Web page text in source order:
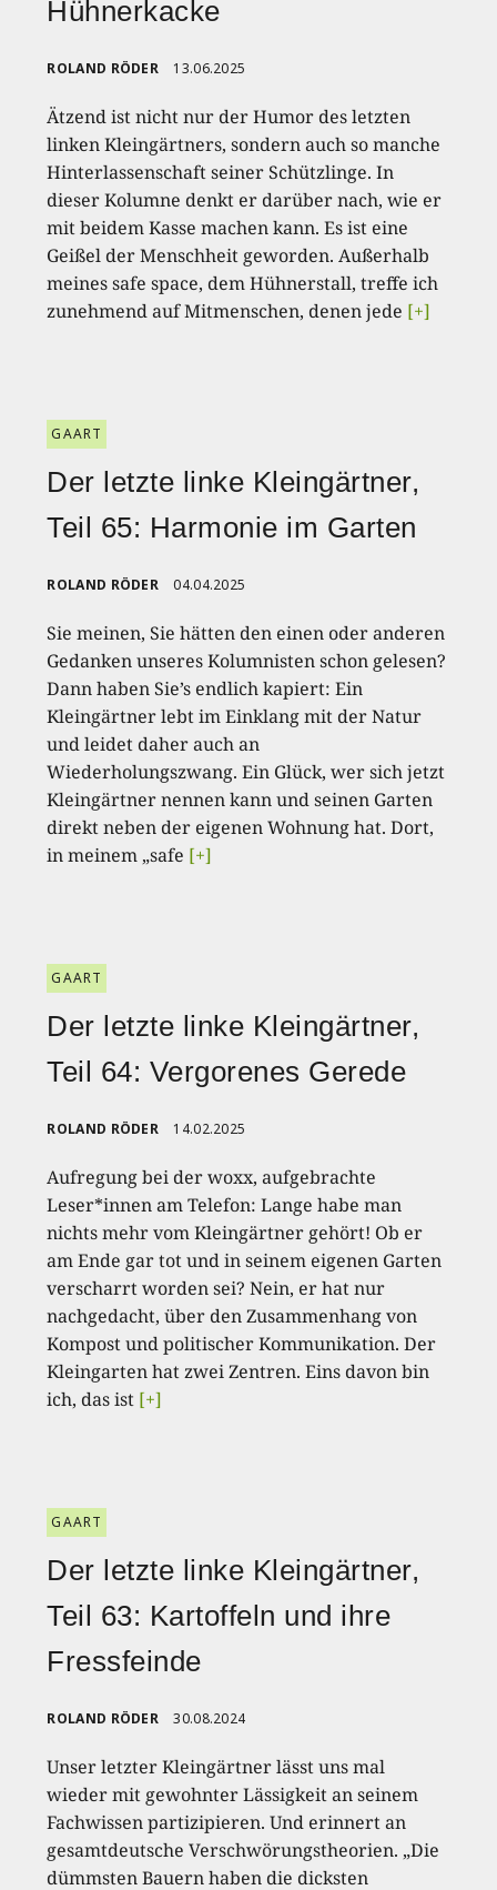
Hühnerkacke
ROLAND RÖDER 13.06.2025
Ätzend ist nicht nur der Humor des letzten
linken Kleingärtners, sondern auch so manche
Hinterlassenschaft seiner Schützlinge. In
dieser Kolumne denkt er darüber nach, wie er
mit beidem Kasse machen kann. Es ist eine
Geißel der Menschheit geworden. Außerhalb
meines safe space, dem Hühnerstall, treffe ich
zunehmend auf Mitmenschen, denen jede [+]
GAART
Der letzte linke Kleingärtner,
Teil 65: Harmonie im Garten
ROLAND RÖDER 04.04.2025
Sie meinen, Sie hätten den einen oder anderen
Gedanken unseres Kolumnisten schon gelesen?
Dann haben Sie’s endlich kapiert: Ein
Kleingärtner lebt im Einklang mit der Natur
und leidet daher auch an
Wiederholungszwang. Ein Glück, wer sich jetzt
Kleingärtner nennen kann und seinen Garten
direkt neben der eigenen Wohnung hat. Dort,
in meinem „safe [+]
GAART
Der letzte linke Kleingärtner,
Teil 64: Vergorenes Gerede
ROLAND RÖDER 14.02.2025
Aufregung bei der woxx, aufgebrachte
Leser*innen am Telefon: Lange habe man
nichts mehr vom Kleingärtner gehört! Ob er
am Ende gar tot und in seinem eigenen Garten
verscharrt worden sei? Nein, er hat nur
nachgedacht, über den Zusammenhang von
Kompost und politischer Kommunikation. Der
Kleingarten hat zwei Zentren. Eins davon bin
ich, das ist [+]
GAART
Der letzte linke Kleingärtner,
Teil 63: Kartoffeln und ihre
Fressfeinde
ROLAND RÖDER 30.08.2024
Unser letzter Kleingärtner lässt uns mal
wieder mit gewohnter Lässigkeit an seinem
Fachwissen partizipieren. Und erinnert an
gesamtdeutsche Verschwörungstheorien. „Die
dümmsten Bauern haben die dicksten